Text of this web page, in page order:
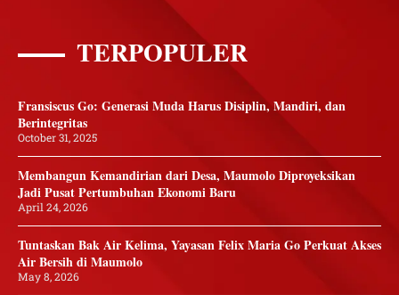
TERPOPULER
Fransiscus Go: Generasi Muda Harus Disiplin, Mandiri, dan
Berintegritas
October 31, 2025
Membangun Kemandirian dari Desa, Maumolo Diproyeksikan
Jadi Pusat Pertumbuhan Ekonomi Baru
April 24, 2026
Tuntaskan Bak Air Kelima, Yayasan Felix Maria Go Perkuat Akses
Air Bersih di Maumolo
May 8, 2026